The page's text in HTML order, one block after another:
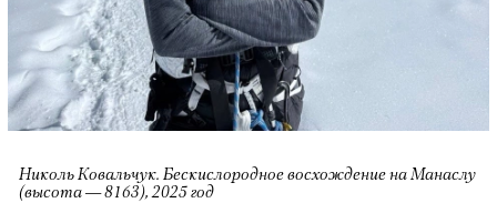
Николь Ковальчук. Бескислородное восхождение на Манаслу
(высота — 8163), 2025 год